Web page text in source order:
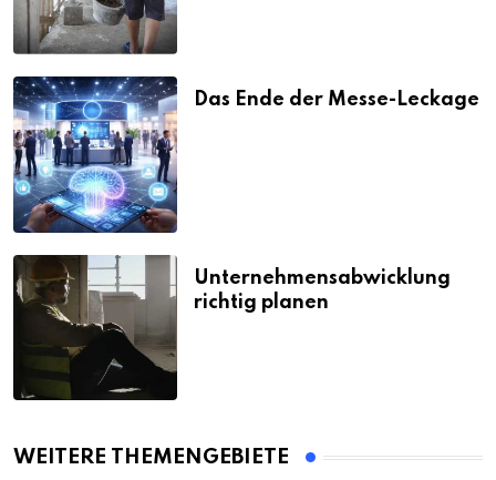
Das Ende der Messe-Leckage
Unternehmensabwicklung
richtig planen
WEITERE THEMENGEBIETE